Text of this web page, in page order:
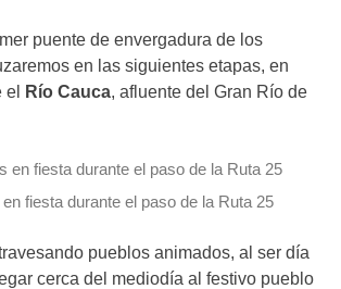
puente de envergadura de los
en las siguientes etapas, en
el
Río Cauca, afluente del Gran Río de
fiesta durante el paso de la Ruta 25
pueblos animados, al ser día
cerca del mediodía al festivo pueblo